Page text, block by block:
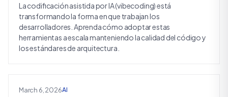
La codificación asistida por IA (vibecoding) está
transformando la forma en que trabajan los
desarrolladores. Aprenda cómo adoptar estas
herramientas a escala manteniendo la calidad del código y
los estándares de arquitectura.
March 6, 2026AI